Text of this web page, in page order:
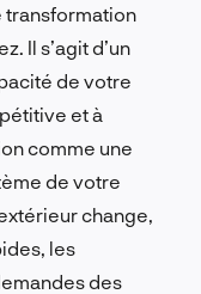
transformation
Il s’agit d’un
de votre
et à
comme une
de votre
change,
les
des